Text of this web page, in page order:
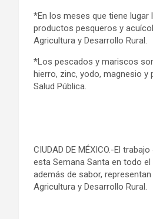
*En los meses que tiene
productos pesqueros y
Agricultura y Desarrollo Rural.
*Los pescados y mariscos
hierro, zinc, yodo, magnesio
Salud Pública.
CIUDAD DE MÉXICO.-El
esta Semana Santa en todo
además de sabor,
Agricultura y Desarrollo Rural.